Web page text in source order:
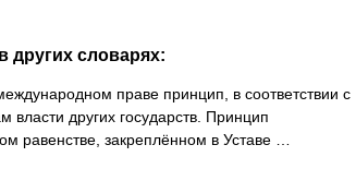
других словарях:
праве принцип, в соответствии с
власти других государств. Принцип
равенстве, закреплённом в Уставе …